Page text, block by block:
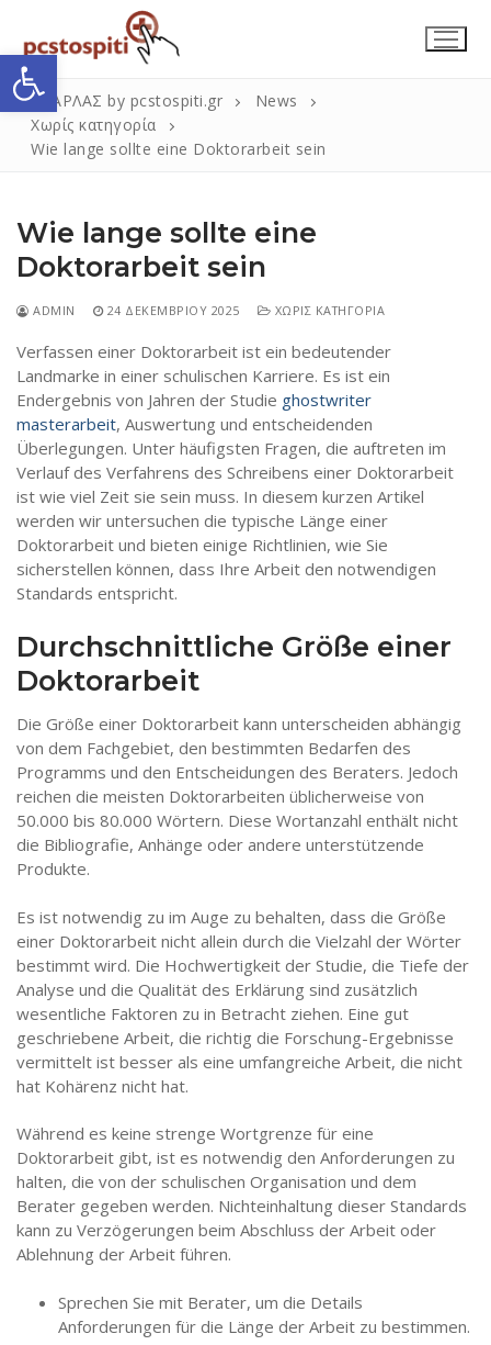
Ανοίξτε τη γραμμή εργαλείων
περιεχόμενο
Αναζήτηση
για:
Η Εταιρεία
Επικοινωνία
ΣΚΑΡΛΑΣ by pcstospiti.gr
News
Χωρίς κατηγορία
Wie lange sollte eine Doktorarbeit sein
Wie lange sollte eine
Doktorarbeit sein
ADMIN 24 ΔΕΚΕΜΒΡΊΟΥ 2025 ΧΩΡΊΣ ΚΑΤΗΓΟΡΊΑ
Verfassen einer Doktorarbeit ist ein bedeutender
Landmarke in einer schulischen Karriere. Es ist ein
Endergebnis von Jahren der Studie ghostwriter
masterarbeit, Auswertung und entscheidenden
Überlegungen. Unter häufigsten Fragen, die auftreten im
Verlauf des Verfahrens des Schreibens einer Doktorarbeit
ist wie viel Zeit sie sein muss. In diesem kurzen Artikel
werden wir untersuchen die typische Länge einer
Doktorarbeit und bieten einige Richtlinien, wie Sie
sicherstellen können, dass Ihre Arbeit den notwendigen
Standards entspricht.
Durchschnittliche Größe einer
Doktorarbeit
Die Größe einer Doktorarbeit kann unterscheiden abhängig
von dem Fachgebiet, den bestimmten Bedarfen des
Programms und den Entscheidungen des Beraters. Jedoch
reichen die meisten Doktorarbeiten üblicherweise von
50.000 bis 80.000 Wörtern. Diese Wortanzahl enthält nicht
die Bibliografie, Anhänge oder andere unterstützende
Produkte.
Es ist notwendig zu im Auge zu behalten, dass die Größe
einer Doktorarbeit nicht allein durch die Vielzahl der Wörter
bestimmt wird. Die Hochwertigkeit der Studie, die Tiefe der
Analyse und die Qualität des Erklärung sind zusätzlich
wesentliche Faktoren zu in Betracht ziehen. Eine gut
geschriebene Arbeit, die richtig die Forschung-Ergebnisse
vermittelt ist besser als eine umfangreiche Arbeit, die nicht
hat Kohärenz nicht hat.
Während es keine strenge Wortgrenze für eine
Doktorarbeit gibt, ist es notwendig den Anforderungen zu
halten, die von der schulischen Organisation und dem
Berater gegeben werden. Nichteinhaltung dieser Standards
kann zu Verzögerungen beim Abschluss der Arbeit oder
Ablehnung der Arbeit führen.
Sprechen Sie mit Berater, um die Details
Anforderungen für die Länge der Arbeit zu bestimmen.